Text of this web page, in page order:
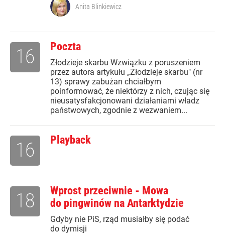
Anita Blinkiewicz
Poczta
Złodzieje skarbu Wzwiązku z poruszeniem
przez autora artykułu „Złodzieje skarbu" (nr
13) sprawy zabużan chciałbym
poinformować, że niektórzy z nich, czując się
nieusatysfakcjonowani działaniami władz
państwowych, zgodnie z wezwaniem...
16
Playback
16
Wprost przeciwnie - Mowa
do pingwinów na Antarktydzie
Gdyby nie PiS, rząd musiałby się podać
do dymisji
18